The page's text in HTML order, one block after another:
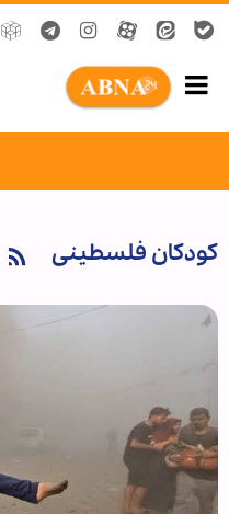
کودکان فلسطینی